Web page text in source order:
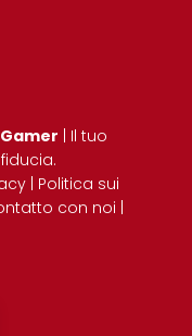
| Il tuo
| Politica sui
con noi |